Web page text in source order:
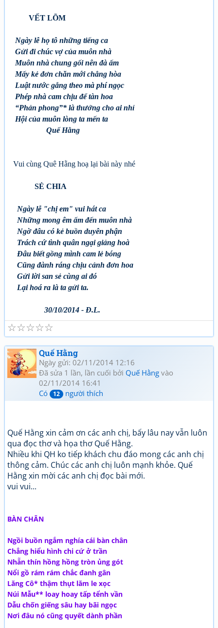
VẾT LÕM
Ngày lễ họ tô những tiếng ca
Gửi đi chúc vợ của muôn nhà
Muôn nhà chung gối nên đà ấm
Mấy kẻ đơn chăn mới chẳng hòa
Luật nước gắng theo mà phí ngọc
Phép nhà cam chịu để tàn hoa
“Phản phong”* là thưởng cho ai nhỉ
Hội của muôn lòng ta mến ta
Quế Hằng
Vui cùng Quê Hằng hoạ lại bài này nhé
SẺ CHIA
Ngày lễ "chị em" vui hát ca
Những mong êm ấm đến muôn nhà
Ngờ đâu có kẻ buồn duyên phận
Trách cứ tình quân ngại giảng hoà
Đâu biết gồng mình cam lẻ bóng
Cũng đành ráng chịu cảnh đơn hoa
Gửi lời san sẻ cùng ai đó
Lại hoá ra là ta gửi ta.
30/10/2014 - Đ.L.
☆
☆
☆
☆
☆
Quế Hằng
Ngày gửi: 02/11/2014 12:16
Đã sửa 1 lần, lần cuối bởi Quế Hằng vào
02/11/2014 16:41
Có
12 người thích
Quế Hằng xin cảm ơn các anh chị, bấy lâu nay vẫn luôn
qua đọc thơ và họa thơ Quế Hằng.
Nhiều khi QH ko tiếp khách chu đáo mong các anh chị
thông cảm. Chúc các anh chị luôn mạnh khỏe. Quế
Hằng xin mời các anh chị đọc bài mới.
vui vui...
BÀN CHÂN
Ngồi buồn ngắm nghía cái bàn chân
Chẳng hiểu hình chi cứ ở trần
Nhẵn thín hồng hồng tròn ủng gót
Nổi gồ rám rám chắc đanh gân
Lăng Cô* thậm thụt lăm le xọc
Núi Mẫu** loay hoay tấp tểnh vần
Dẫu chốn giếng sâu hay bãi ngọc
Nơi đâu nó cũng quyết dành phần